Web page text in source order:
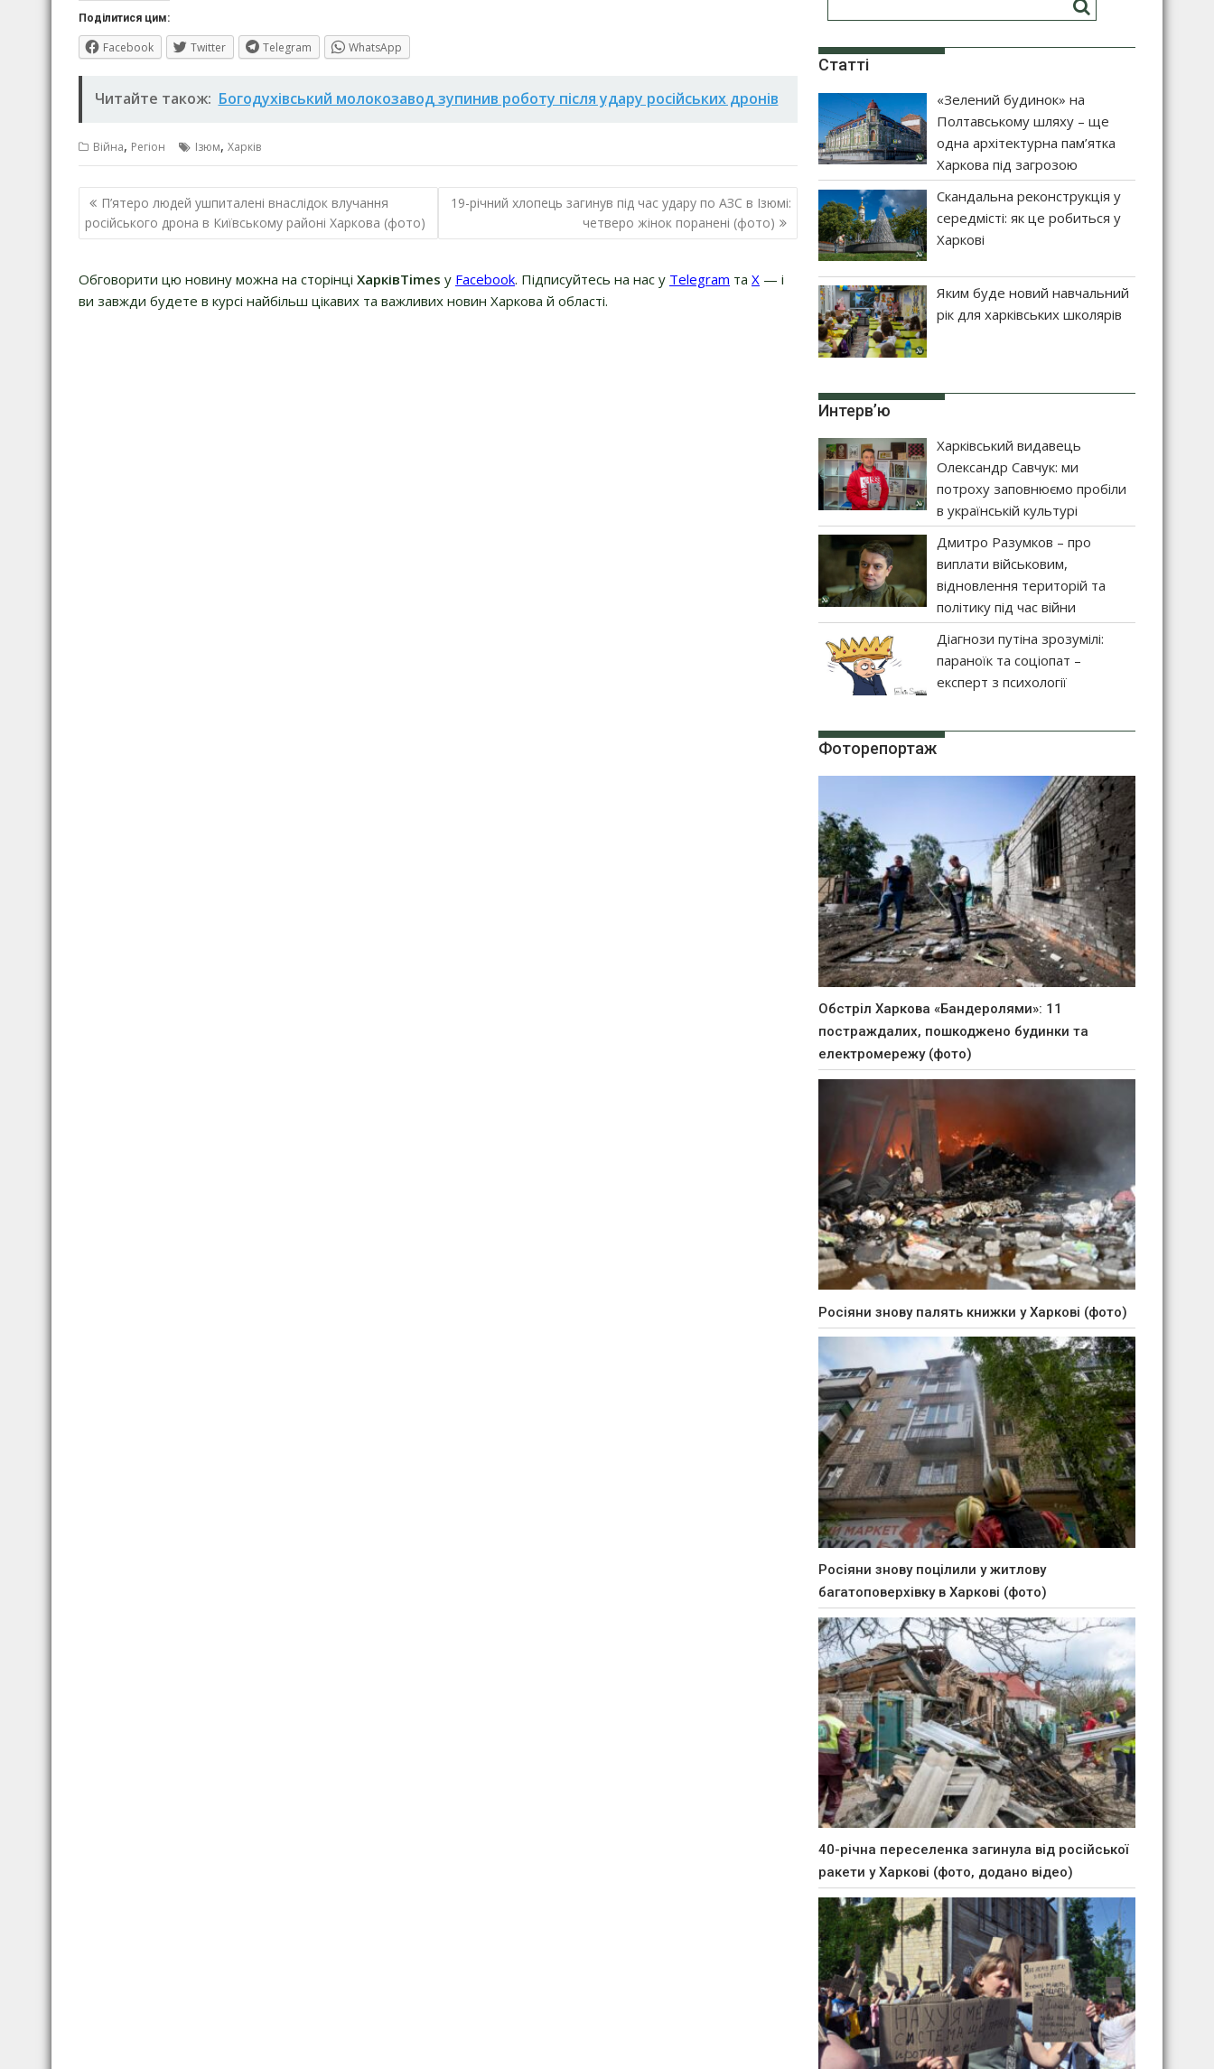
Поділитися цим:
Facebook Twitter Telegram WhatsApp
Читайте також: Богодухівський молокозавод зупинив роботу після удару російських дронів
Війна, Регіон Ізюм, Харків
Навігація
записів
П’ятеро людей ушпиталені внаслідок влучання
російського дрона в Київському районі Харкова (фото)
19-річний хлопець загинув під час удару по АЗС в Ізюмі:
четверо жінок поранені (фото)
Обговорити цю новину можна на сторінці ХарківTimes у Facebook. Підписуйтесь на нас у Telegram та Х — і
ви завжди будете в курсі найбільш цікавих та важливих новин Харкова й області.
Статті
«Зелений будинок» на
Полтавському шляху – ще
одна архітектурна пам’ятка
Харкова під загрозою
Скандальна реконструкція у
середмісті: як це робиться у
Харкові
Яким буде новий навчальний
рік для харківських школярів
Интерв’ю
Харківський видавець
Олександр Савчук: ми
потроху заповнюємо пробіли
в українській культурі
Дмитро Разумков – про
виплати військовим,
відновлення територій та
політику під час війни
Діагнози путіна зрозумілі:
параноїк та соціопат –
експерт з психології
Фоторепортаж
Обстріл Харкова «Бандеролями»: 11
постраждалих, пошкоджено будинки та
електромережу (фото)
Росіяни знову палять книжки у Харкові (фото)
Росіяни знову поцілили у житлову
багатоповерхівку в Харкові (фото)
40-річна переселенка загинула від російської
ракети у Харкові (фото, додано відео)